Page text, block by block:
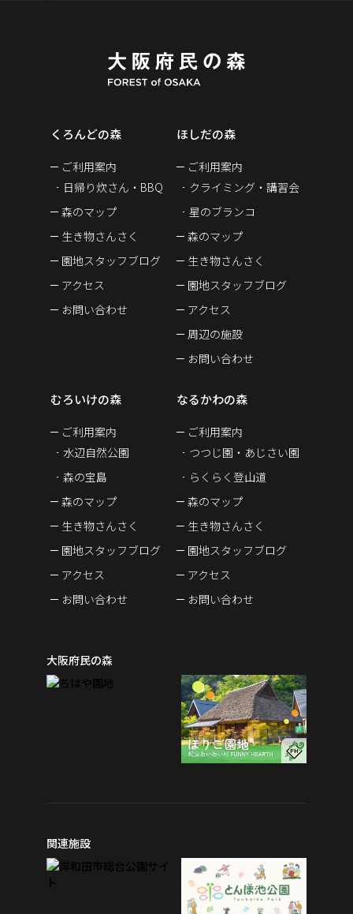
くろんどの森
ご利用案内
日帰り炊さん・BBQ
森のマップ
生き物さんさく
園地スタッフブログ
アクセス
お問い合わせ
ほしだの森
ご利用案内
クライミング・講習会
星のブランコ
森のマップ
生き物さんさく
園地スタッフブログ
アクセス
周辺の施設
お問い合わせ
むろいけの森
ご利用案内
水辺自然公園
森の宝島
森のマップ
生き物さんさく
園地スタッフブログ
アクセス
お問い合わせ
なるかわの森
ご利用案内
つつじ園・あじさい園
らくらく登山道
森のマップ
生き物さんさく
園地スタッフブログ
アクセス
お問い合わせ
大阪府民の森
関連施設